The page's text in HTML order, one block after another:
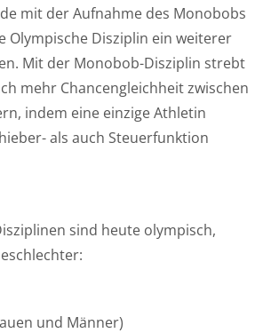
mit der Aufnahme des Monobobs
Olympische Disziplin ein weiterer
Mit der Monobob-Disziplin strebt
mehr Chancengleichheit zwischen
indem eine einzige Athletin
als auch Steuerfunktion
sind heute olympisch,
und Männer)